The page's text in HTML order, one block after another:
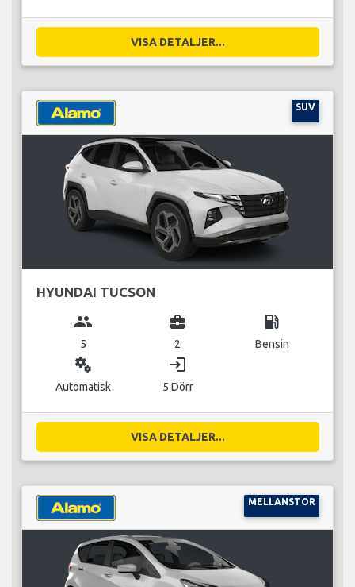
VISA DETALJER...
SUV
HYUNDAI TUCSON
group
5
business_center
2
local_gas_station
Bensin
miscellaneous_services
Automatisk
login
5 Dörr
VISA DETALJER...
MELLANSTOR